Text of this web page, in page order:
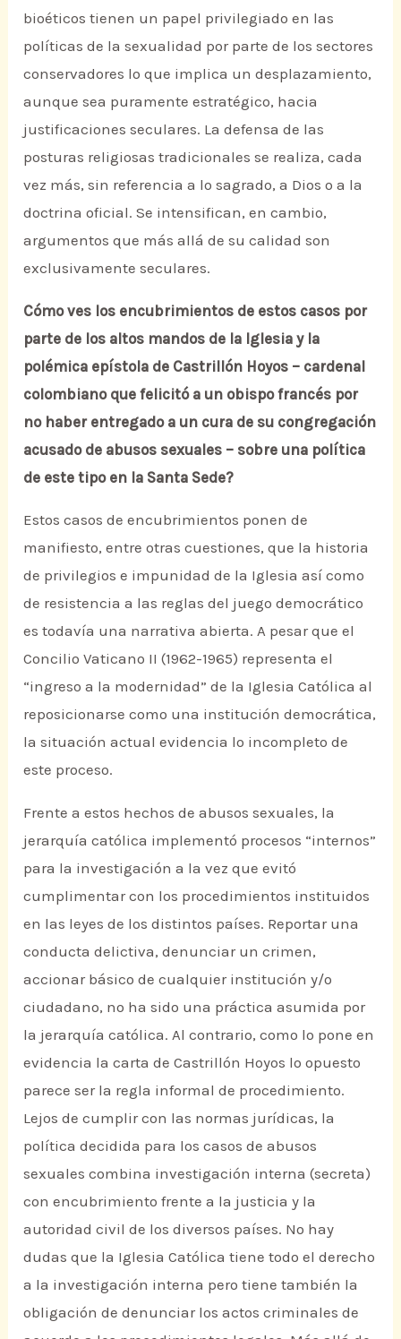
bioéticos tienen un papel privilegiado en las
políticas de la sexualidad por parte de los sectores
conservadores lo que implica un desplazamiento,
aunque sea puramente estratégico, hacia
justificaciones seculares. La defensa de las
posturas religiosas tradicionales se realiza, cada
vez más, sin referencia a lo sagrado, a Dios o a la
doctrina oficial. Se intensifican, en cambio,
argumentos que más allá de su calidad son
exclusivamente seculares.
Cómo ves los encubrimientos de estos casos por
parte de los altos mandos de la Iglesia y la
polémica epístola de Castrillón Hoyos – cardenal
colombiano que felicitó a un obispo francés por
no haber entregado a un cura de su congregación
acusado de abusos sexuales – sobre una política
de este tipo en la Santa Sede?
Estos casos de encubrimientos ponen de
manifiesto, entre otras cuestiones, que la historia
de privilegios e impunidad de la Iglesia así como
de resistencia a las reglas del juego democrático
es todavía una narrativa abierta. A pesar que el
Concilio Vaticano II (1962-1965) representa el
“ingreso a la modernidad” de la Iglesia Católica al
reposicionarse como una institución democrática,
la situación actual evidencia lo incompleto de
este proceso.
Frente a estos hechos de abusos sexuales, la
jerarquía católica implementó procesos “internos”
para la investigación a la vez que evitó
cumplimentar con los procedimientos instituidos
en las leyes de los distintos países. Reportar una
conducta delictiva, denunciar un crimen,
accionar básico de cualquier institución y/o
ciudadano, no ha sido una práctica asumida por
la jerarquía católica. Al contrario, como lo pone en
evidencia la carta de Castrillón Hoyos lo opuesto
parece ser la regla informal de procedimiento.
Lejos de cumplir con las normas jurídicas, la
política decidida para los casos de abusos
sexuales combina investigación interna (secreta)
con encubrimiento frente a la justicia y la
autoridad civil de los diversos países. No hay
dudas que la Iglesia Católica tiene todo el derecho
a la investigación interna pero tiene también la
obligación de denunciar los actos criminales de